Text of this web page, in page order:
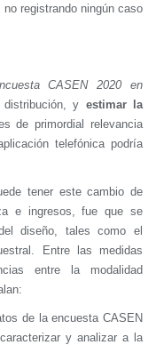
registrando ningún caso
CASEN 2020 en
y estimar la
de primordial relevancia
telefónica podría
tener este cambio de
e ingresos, fue que se
diseño, tales como el
Entre las medidas
entre la modalidad
de la encuesta CASEN
y analizar a la